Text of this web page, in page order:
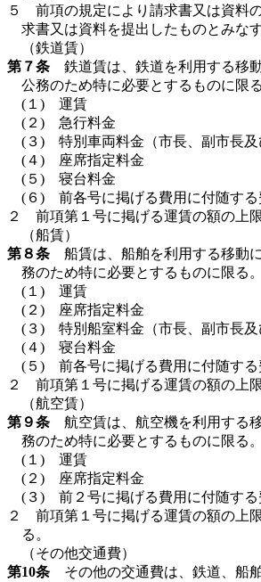
５ 前項の規定により請求書又は資料
求書又は資料を提出したものとみなす
（鉄道賃）
第７条 鉄道賃は、鉄道を利用する移
公務のため特に必要とするものに限
(１) 運賃
(２) 急行料金
(３) 特別車両料金（市長、副市長及
(４) 座席指定料金
(５) 寝台料金
(６) 前各号に掲げる費用に付随する
２ 前項第１号に掲げる運賃の額の上
（船賃）
第８条 船賃は、船舶を利用する移動
務のため特に必要とするものに限る
(１) 運賃
(２) 座席指定料金
(３) 特別船室料金（市長、副市長及
(４) 寝台料金
(５) 前各号に掲げる費用に付随する
２ 前項第１号に掲げる運賃の額の上
（航空賃）
第９条 航空賃は、航空機を利用する
務のため特に必要とするものに限る
(１) 運賃
(２) 座席指定料金
(３) 前２号に掲げる費用に付随する
２ 前項第１号に掲げる運賃の額の上
る。
（その他交通費）
第10条 その他の交通費は、鉄道、船